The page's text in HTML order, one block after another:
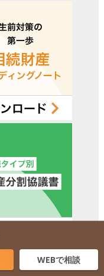
WEBで相談